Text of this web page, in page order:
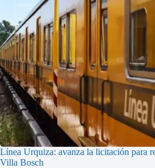
Línea Urquiza: avanza la licitación para
Villa Bosch